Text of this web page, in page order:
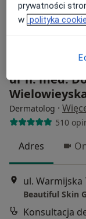
dr n. med.
Dermatolog ·
510
Adres
Konsultacja
prywatności
w polityka